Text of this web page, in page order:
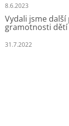
8.6.2023
Vydali jsme
gramotnosti dětí
31.7.2022